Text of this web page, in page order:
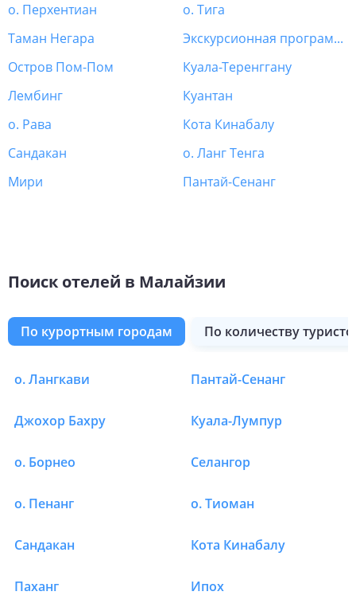
о. Перхентиан
о. Тига
Таман Негара
Экскурсионная программа Малайзия
Остров Пом-Пом
Куала-Теренггану
Лембинг
Куантан
о. Рава
Кота Кинабалу
Сандакан
о. Ланг Тенга
Мири
Пантай-Сенанг
Поиск отелей в Малайзии
по курортным городам по количеству
Отели в Малайзии в
о. Лангкави Пантай-Сенанг
Джохор Бахру Куала-Лумпур
о. Борнео Селангор
о. Пенанг о. Тиоман
Сандакан Кота Кинабалу
Паханг Ипох